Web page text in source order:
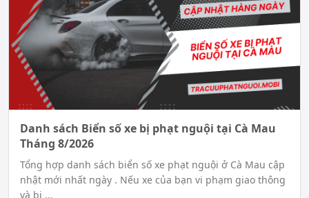
Danh sách Biển số xe bị phạt nguội tại Cà Mau
Tháng 8/2026
Tổng hợp danh sách biển số xe phạt nguội ở Cà Mau cập
nhật mới nhất ngày . Nếu xe của bạn vi phạm giao thông
và bị ...